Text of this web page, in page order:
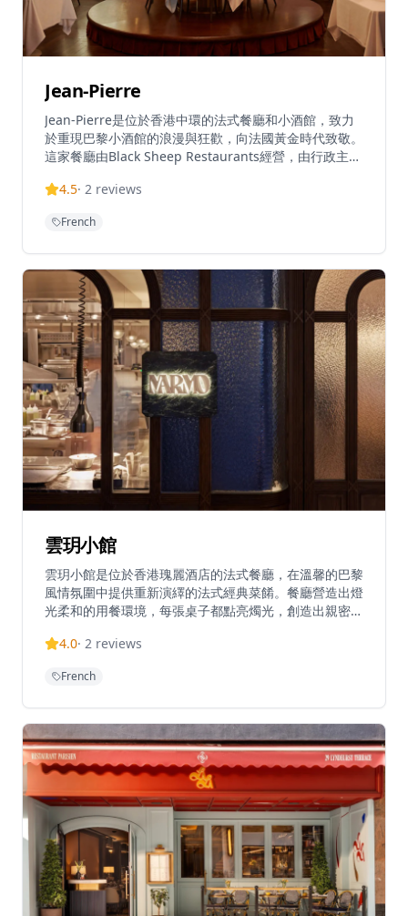
Jean-Pierre
Jean-Pierre是位於香港中環的法式餐廳和小酒館，致力
於重現巴黎小酒館的浪漫與狂歡，向法國黃金時代致敬。
這家餐廳由Black Sheep Restaurants經營，由行政主廚
提供正宗的法式用餐體驗，專注於傳統小酒館料理和待客
華小酒館的歡樂致敬。
4.5· 2 reviews
French
雲玥小館
雲玥小館是位於香港瑰麗酒店的法式餐廳，在溫馨的巴黎
風情氛圍中提供重新演繹的法式經典菜餚。餐廳營造出燈
光柔和的用餐環境，每張桌子都點亮燭光，創造出親密的
並被50 Best Discovery評選為十大新開業餐廳之一。餐
4.0· 2 reviews
French